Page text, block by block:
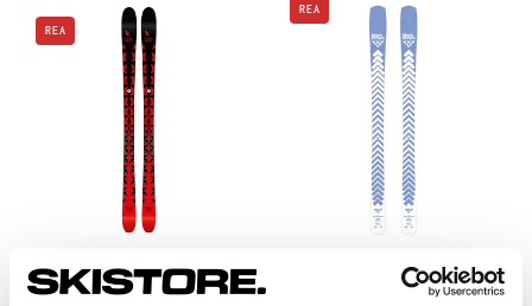
Extrem
Project
83
25/26_1
REA
Extrem
Octo
Birdie
25/26_1
REA